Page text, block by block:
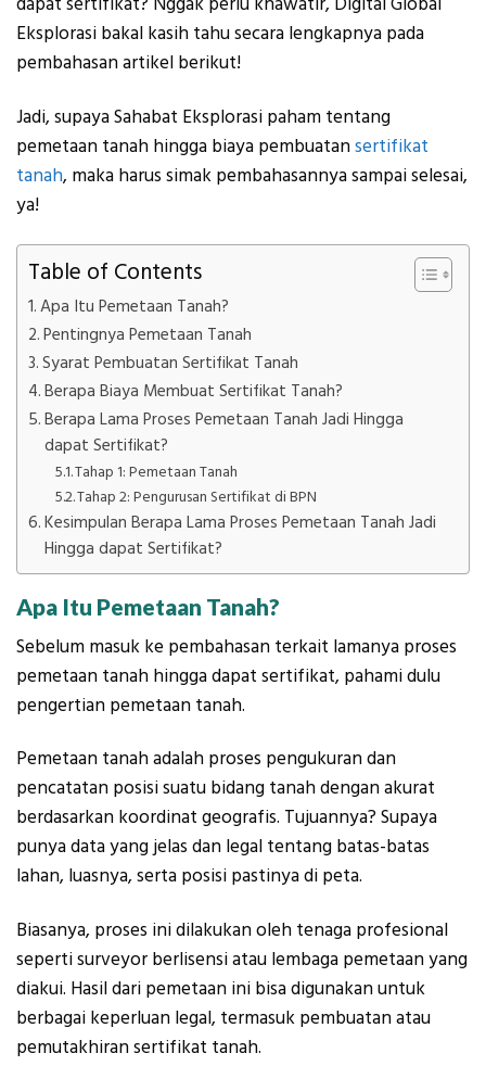
Eksplorasi bakal kasih tahu secara lengkapnya pada
pembahasan artikel berikut!
Jadi, supaya Sahabat Eksplorasi paham tentang
pemetaan tanah hingga biaya pembuatansertifikat
tanah, maka harus simak pembahasannya sampai selesai,
ya!
Table of Contents
Apa Itu Pemetaan Tanah?
Pentingnya Pemetaan Tanah
Syarat Pembuatan Sertifikat Tanah
Berapa Biaya Membuat Sertifikat Tanah?
Berapa Lama Proses Pemetaan Tanah Jadi Hingga
dapat Sertifikat?
Tahap 1: Pemetaan Tanah
Tahap 2: Pengurusan Sertifikat di BPN
Kesimpulan Berapa Lama Proses Pemetaan Tanah Jadi
Hingga dapat Sertifikat?
Apa Itu Pemetaan Tanah?
Sebelum masuk ke pembahasan terkait lamanya proses
pemetaan tanah hingga dapat sertifikat, pahami dulu
pengertian pemetaan tanah.
Pemetaan tanah adalah proses pengukuran dan
pencatatan posisi suatu bidang tanah dengan akurat
berdasarkan koordinat geografis. Tujuannya? Supaya
punya data yang jelas dan legal tentang batas-batas
lahan, luasnya, serta posisi pastinya di peta.
Biasanya, proses ini dilakukan oleh tenaga profesional
seperti surveyor berlisensi atau lembaga pemetaan yang
diakui. Hasil dari pemetaan ini bisa digunakan untuk
berbagai keperluan legal, termasuk pembuatan atau
pemutakhiran sertifikat tanah.